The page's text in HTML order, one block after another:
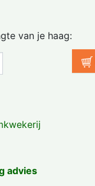
van je haag:
advies